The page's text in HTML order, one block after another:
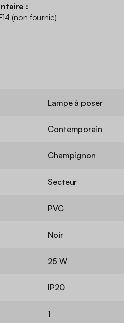
:
(non fournie)
Lampe à poser
Contemporain
Champignon
Secteur
PVC
Noir
25 W
IP20
1